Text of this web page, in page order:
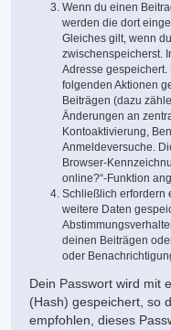
Wenn du einen
werden die dort
Gleiches gilt, wenn
zwischenspeicherst.
Adresse
folgenden Aktionen
Beiträgen (dazu
Änderungen an
Kontoaktivierung,
Anmeldeversuche.
Browser-
online?“-Funktion
Schließlich erfordern
weitere Daten
deinen Beiträgen
oder
Dein Passwort wird mit
(Hash) gespeichert, so
empfohlen, dieses